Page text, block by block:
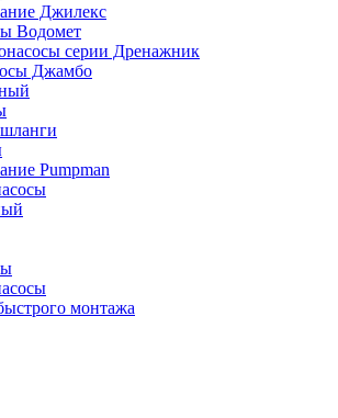
Джилекс
Водомет
серии Дренажник
Джамбо
Pumpman
монтажа